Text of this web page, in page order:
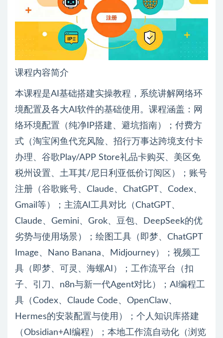
课程内容简介
本课程是AI基础搭建实操教程，系统讲解网络环
境配置及各大AI软件的基础使用。课程涵盖：网
络环境配置（纯净IP搭建、避坑指南）；付费方
式（淘宝闲鱼代充风险、招行万事达跨境支付卡
办理、谷歌Play/APP Store礼品卡购买、美区免
税州设置、土耳其/尼日利亚低价订阅区）；账号
注册（谷歌账号、Claude、ChatGPT、Codex、
Gmail等）；主流AI工具对比（ChatGPT、
Claude、Gemini、Grok、豆包、DeepSeek的优
劣势与使用场景）；绘图工具（即梦、ChatGPT
Image、Nano Banana、Midjourney）；视频工
具（即梦、可灵、海螺AI）；工作流平台（扣
子、引刀、n8n与新一代Agent对比）；AI编程工
具（Codex、Claude Code、OpenClaw、
Hermes的安装配置与使用）；个人知识库搭建
（Obsidian+AI编程）；本地工作流自动化（浏览